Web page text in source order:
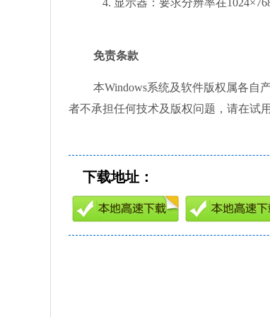
4. 显示器：要求分辨率在
免责条款
本Windows系统及软件版权属各自
者不承担任何技术及版权问题，请在试
下载地址：